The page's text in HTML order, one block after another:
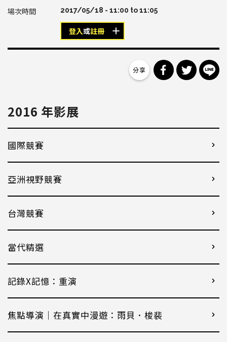
2017/05/18 - 11:00 to11:05
登入或註冊
分享到分享到
2016 年影展
國際競賽
亞洲視野競賽
台灣競賽
當代精選
記錄X記憶：重演
焦點導演｜在真實中漫遊：雨貝．梭裴